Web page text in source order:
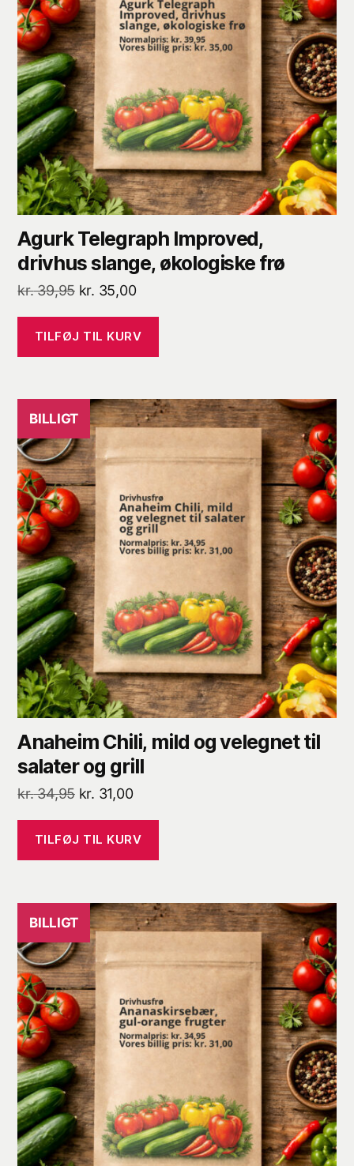
Agurk Telegraph Improved,
drivhus slange, økologiske frø
kr.39,95 Den
pris
var:
kr. 35,00Den
pris
er:
TILFØJ TIL KURV
BILLIGT
Anaheim Chili, mild og velegnet til
salater og grill
kr.34,95 Den
pris
var:
kr. 31,00Den
pris
er:
TILFØJ TIL KURV
BILLIGT